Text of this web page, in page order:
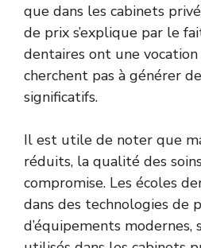
que dans les cabinets
de prix s’explique par le
dentaires ont une
cherchent pas à générer
significatifs.
Il est utile de noter que
réduits, la qualité des
compromise. Les écoles
dans des technologies de
d’équipements modernes,